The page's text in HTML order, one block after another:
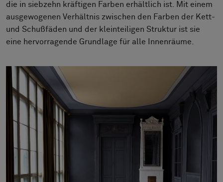
Endless Creativity
Designerkollaborationen
FAQ
Über uns
Kontakt
Pattern Tile Tool
Image & Material Bank
die in siebzehn kräftigen Farben erhältlich ist. Mit einem
ausgewogenen Verhältnis zwischen den Farben der Kett-
und Schußfäden und der kleinteiligen Struktur ist sie
eine hervorragende Grundlage für alle Innenräume.